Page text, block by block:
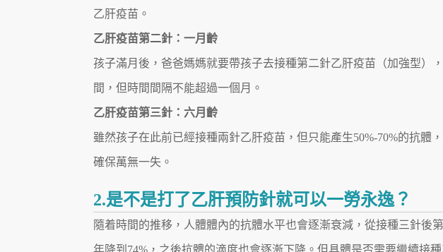
乙肝疫苗。
乙肝疫苗第二針：一月齡
孩子滿月後，爸爸媽媽就要帶孩子去接種第二針乙肝疫苗（加強型）
間，但時間間隔不能超過一個月。
乙肝疫苗第三針：六月齡
雖然孩子在此前已經接種兩針乙肝疫苗，但只能產生50%-70%的抗體
確保萬無一失。
2.是不是打了乙肝預防針就可以一勞永逸？
隨着時間的推移，人體體內的抗體水平也會逐漸衰減，從接種三針後
年降到74%，之後抗體的滴度也會逐漸下降。但具體是否需要繼續接